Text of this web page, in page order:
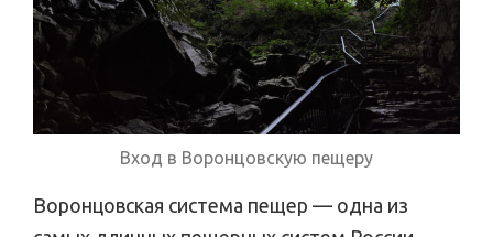
Вход в Воронцовскую пещеру
Воронцовская система пещер — одна из